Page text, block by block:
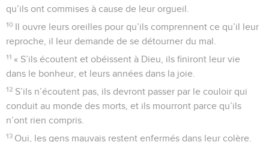
qu’ils ont commises à cause de leur orgueil.
10 Il ouvre leurs oreilles pour qu’ils comprennent ce qu’il leur
reproche, il leur demande de se détourner du mal.
11 « S’ils écoutent et obéissent à Dieu, ils finiront leur vie
dans le bonheur, et leurs années dans la joie.
12 S’ils n’écoutent pas, ils devront passer par le couloir qui
conduit au monde des morts, et ils mourront parce qu’ils
n’ont rien compris.
13 Oui, les gens mauvais restent enfermés dans leur colère.